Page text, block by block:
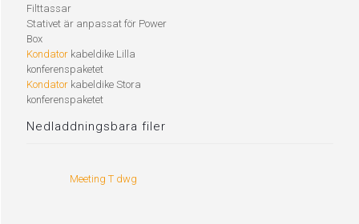
Filttassar
Stativet är anpassat för Power
Box
Kondator kabeldike Lilla
konferenspaketet
Kondator kabeldike Stora
konferenspaketet
Nedladdningsbara filer
Meeting T dwg